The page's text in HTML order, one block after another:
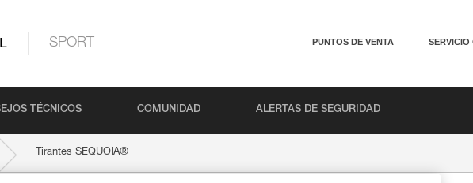
SPORT PUNTOS DE VENTA SERVICIO
TÉCNICOS COMUNIDAD ALERTAS DE SEGURIDAD
Tirantes SEQUOIA®